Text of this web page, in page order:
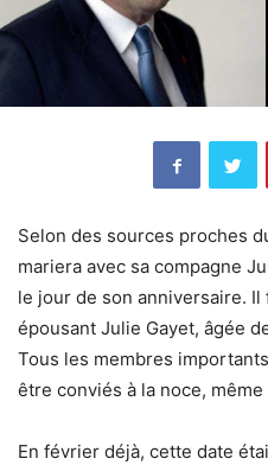
Selon des sources proches
mariera avec sa compagne
le jour de son anniversaire.
épousant Julie Gayet, âgée
Tous les membres
être conviés à la noce,
En février déjà, cette date